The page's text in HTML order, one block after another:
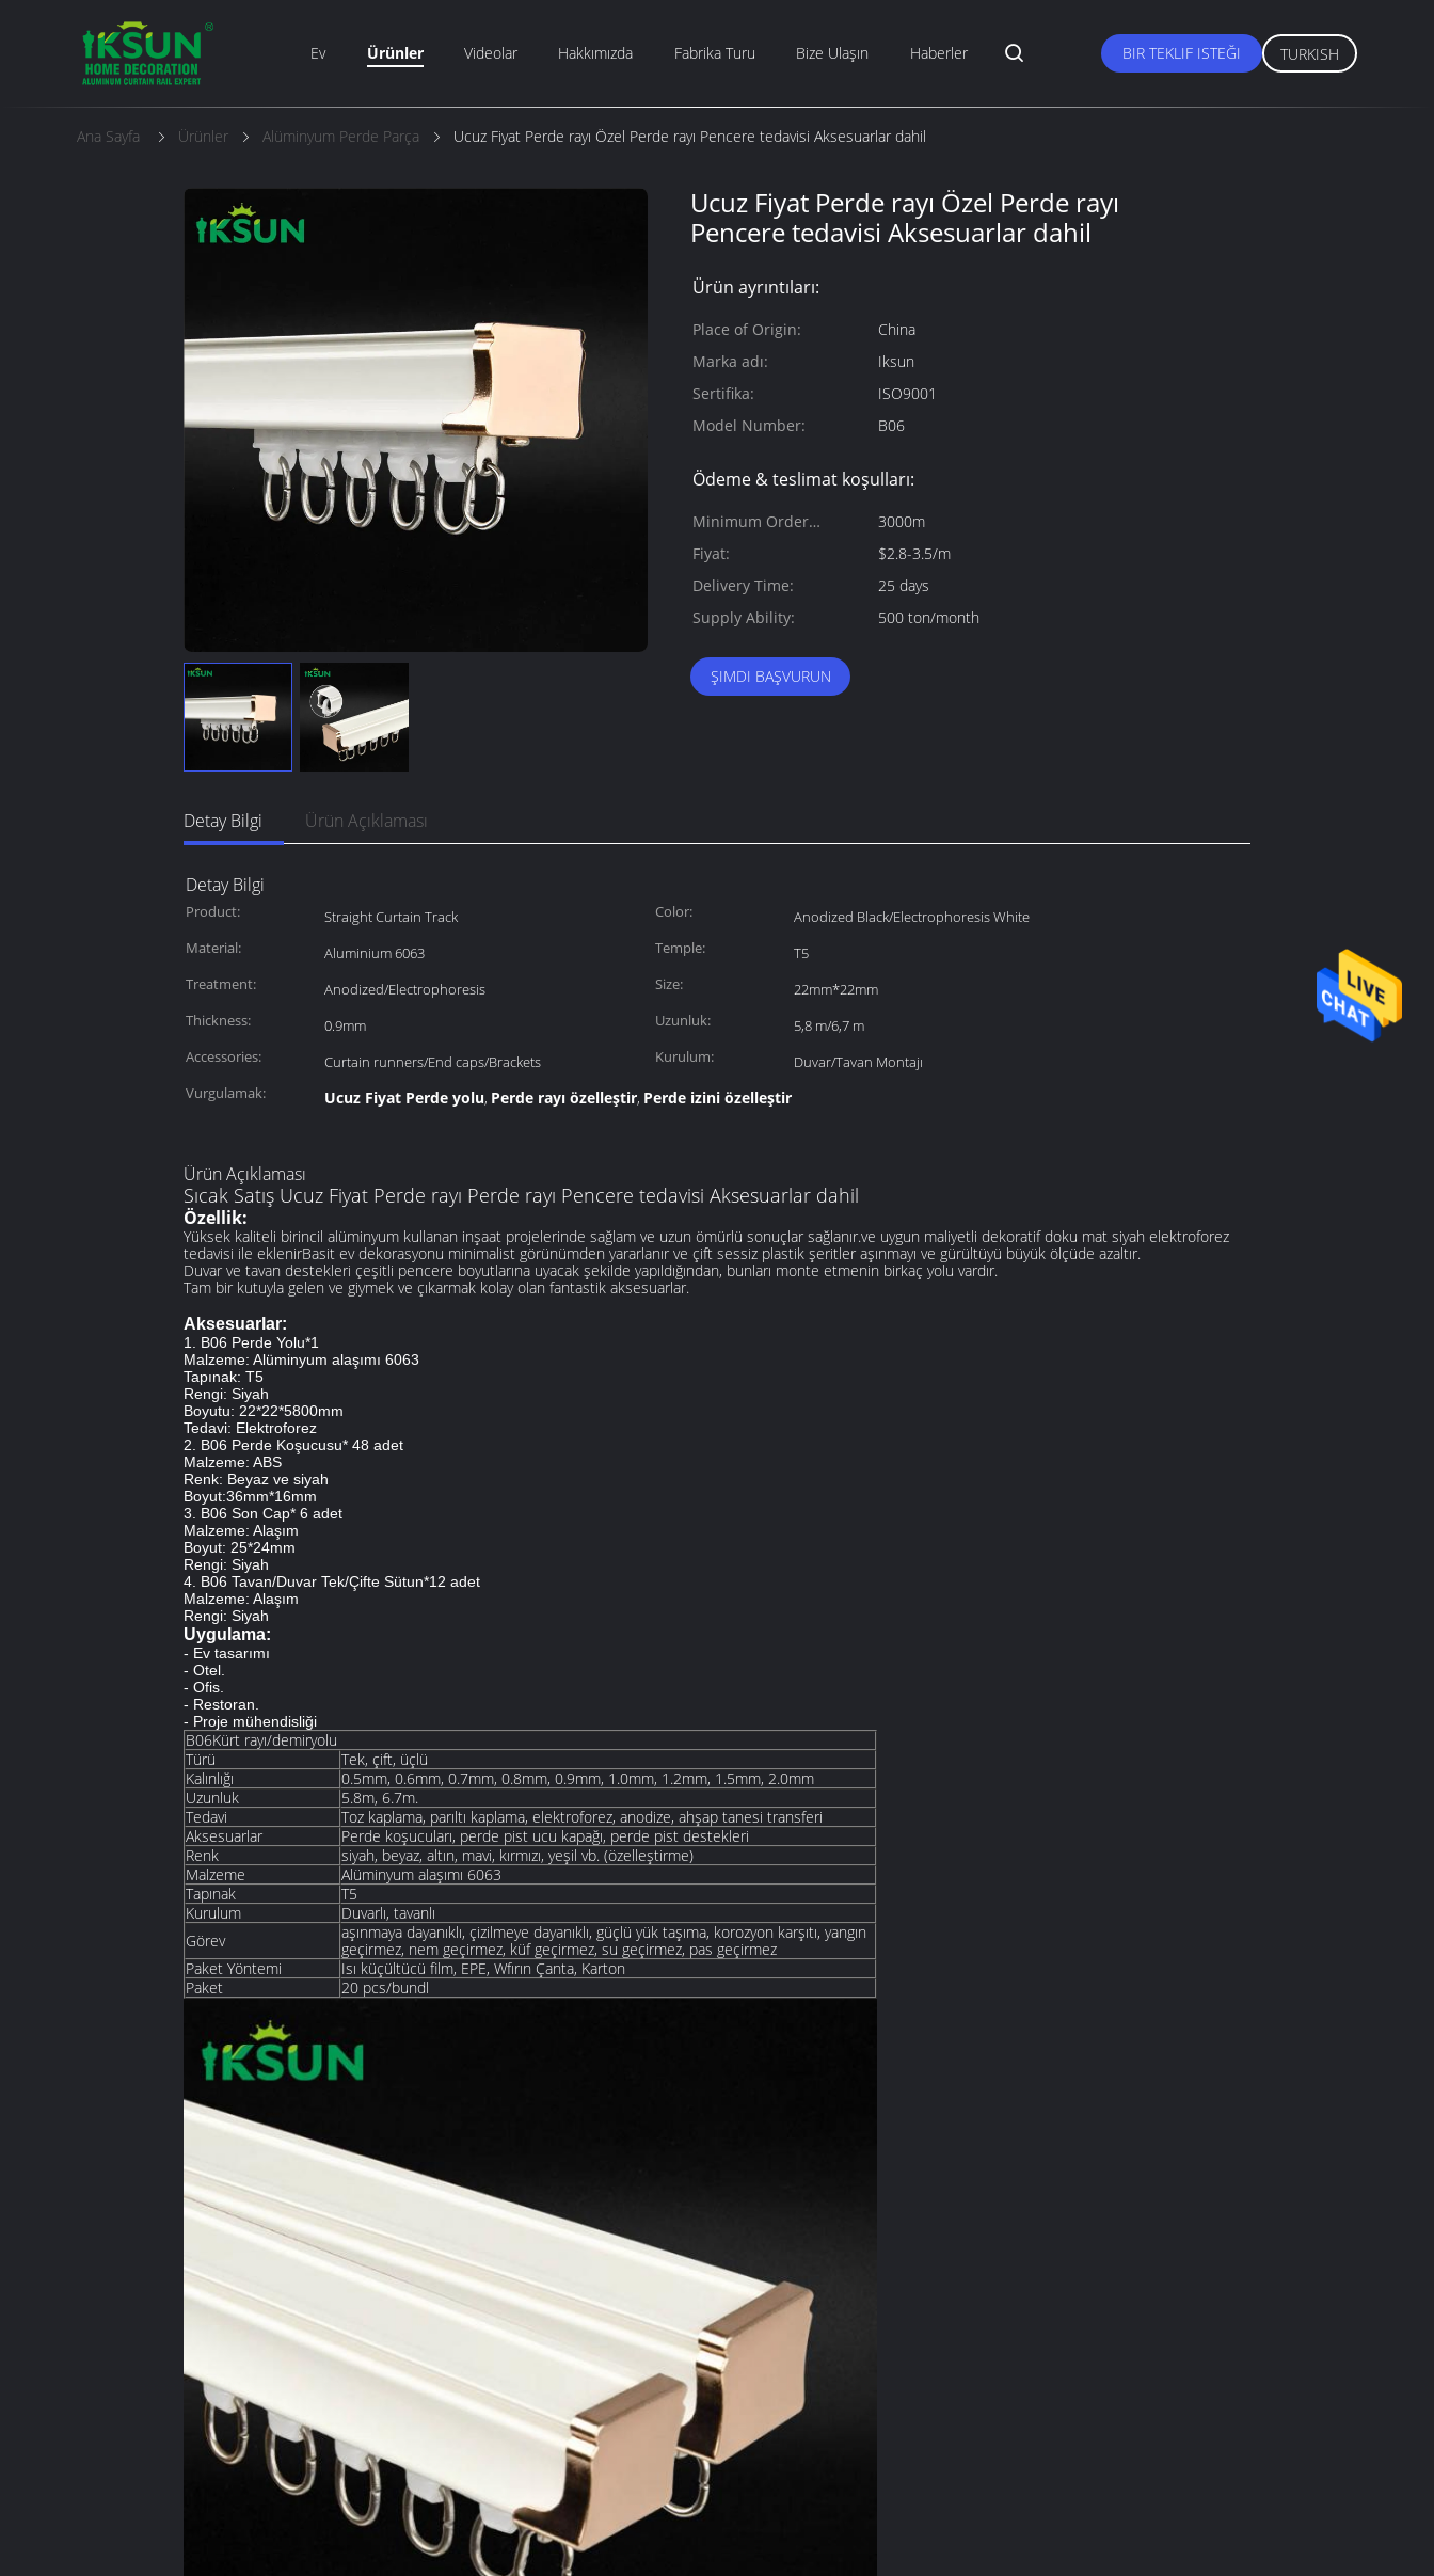
Ev Ürünler Videolar Hakkımızda Fabrika Turu Bize Ulaşın Haberler BIR TEKLIF ISTEĞI TURKISH
Ana Sayfa Ürünler Alüminyum Perde Parça Ucuz Fiyat Perde rayı Özel Perde rayı Pencere tedavisi Aksesuarlar dahil
Ucuz Fiyat Perde rayı Özel Perde rayı
Pencere tedavisi Aksesuarlar dahil
Ürün ayrıntıları:
Place of Origin:
China
Marka adı:
Iksun
Sertifika:
ISO9001
Model Number:
B06
Ödeme & teslimat koşulları:
Minimum Order
Quantity:
3000m
Fiyat:
$2.8-3.5/m
Delivery Time:
25 days
Supply Ability:
500 ton/month
ŞIMDI BAŞVURUN
Detay Bilgi Ürün Açıklaması
Detay Bilgi
Product: Straight Curtain Track Color:
Anodized Black/Electrophoresis White
Material:
Aluminium 6063 Temple:
T5
Treatment:
Anodized/Electrophoresis Size:
22mm*22mm
Thickness:
0.9mm Uzunluk:
5,8 m/6,7 m
Accessories:
Curtain runners/End caps/Brackets Kurulum:
Duvar/Tavan Montajı
Vurgulamak:
Ucuz Fiyat Perde yolu, Perde rayı özelleştir, Perde izini özelleştir
Ürün Açıklaması
Sıcak Satış Ucuz Fiyat Perde rayı Perde rayı Pencere tedavisi Aksesuarlar dahil
Özellik:
Yüksek kaliteli birincil alüminyum kullanan inşaat projelerinde sağlam ve uzun ömürlü sonuçlar sağlanır.ve uygun maliyetli dekoratif doku mat siyah elektroforez
tedavisi ile eklenirBasit ev dekorasyonu minimalist görünümden yararlanır ve çift sessiz plastik şeritler aşınmayı ve gürültüyü büyük ölçüde azaltır.
Duvar ve tavan destekleri çeşitli pencere boyutlarına uyacak şekilde yapıldığından, bunları monte etmenin birkaç yolu vardır.
Tam bir kutuyla gelen ve giymek ve çıkarmak kolay olan fantastik aksesuarlar.
Aksesuarlar:
1. B06 Perde Yolu*1
Malzeme: Alüminyum alaşımı 6063
Tapınak: T5
Rengi: Siyah
Boyutu: 22*22*5800mm
Tedavi: Elektroforez
2. B06 Perde Koşucusu* 48 adet
Malzeme: ABS
Renk: Beyaz ve siyah
Boyut:36mm*16mm
3. B06 Son Cap* 6 adet
Malzeme: Alaşım
Boyut: 25*24mm
Rengi: Siyah
4. B06 Tavan/Duvar Tek/Çifte Sütun*12 adet
Malzeme: Alaşım
Rengi: Siyah
Uygulama:
- Ev tasarımı
- Otel.
- Ofis.
- Restoran.
- Proje mühendisliği
B06Kürt rayı/demiryolu
Türü
Tek, çift, üçlü
Kalınlığı
0.5mm, 0.6mm, 0.7mm, 0.8mm, 0.9mm, 1.0mm, 1.2mm, 1.5mm, 2.0mm
Uzunluk
5.8m, 6.7m.
Tedavi
Toz kaplama, parıltı kaplama, elektroforez, anodize, ahşap tanesi transferi
Aksesuarlar
Perde koşucuları, perde pist ucu kapağı, perde pist destekleri
Renk
siyah, beyaz, altın, mavi, kırmızı, yeşil vb. (özelleştirme)
Malzeme
Alüminyum alaşımı 6063
Tapınak
T5
Kurulum
Duvarlı, tavanlı
Görev
aşınmaya dayanıklı, çizilmeye dayanıklı, güçlü yük taşıma, korozyon karşıtı, yangın
geçirmez, nem geçirmez, küf geçirmez, su geçirmez, pas geçirmez
Paket Yöntemi
Isı küçültücü film, EPE, Wfırın Çanta, Karton
Paket
20 pcs/bundl